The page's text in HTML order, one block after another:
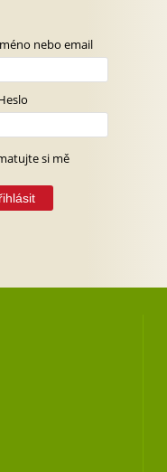
nebo email
si mě